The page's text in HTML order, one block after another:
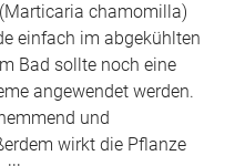
chamomilla)
einfach im abgekühlten
Bad sollte noch eine
angewendet werden.
und
wirkt die Pflanze